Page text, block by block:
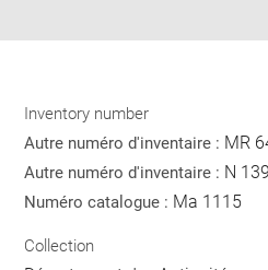
Inventory number
Autre numéro d'inventaire : MR
Autre numéro d'inventaire : N
Numéro catalogue : Ma 1115
Collection